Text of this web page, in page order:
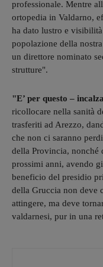
professionale. Mentre
ortopedia in Valdarno,
ha dato lustro e
popolazione della
un direttore nominato
strutture".
"E’ per questo –
ricollocare nella sanità
trasferiti ad Arezzo,
che non ci saranno
della Provincia, nonché
prossimi anni, avendo
beneficio del presidio
della Gruccia non deve
attingere, ma deve
valdarnesi, pur in una